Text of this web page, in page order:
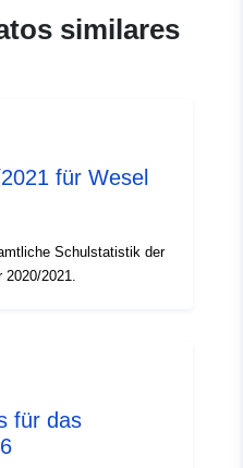
Schule und Sport
en data.europa.eu:
1df0-4d94-9779-
similares
für Wesel
Schulstatistik der
2020/2021.
für das